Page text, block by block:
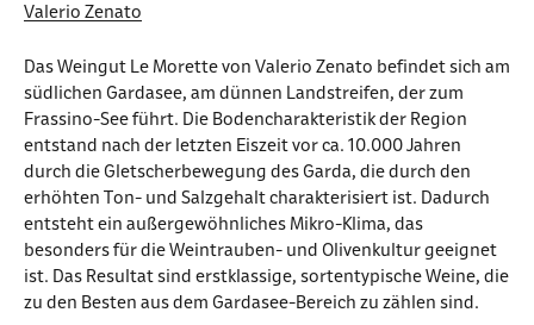
Valerio Zenato
Das Weingut Le Morette von Valerio Zenato befindet sich am
südlichen Gardasee, am dünnen Landstreifen, der zum
Frassino-See führt. Die Bodencharakteristik der Region
entstand nach der letzten Eiszeit vor ca. 10.000 Jahren
durch die Gletscherbewegung des Garda, die durch den
erhöhten Ton- und Salzgehalt charakterisiert ist. Dadurch
entsteht ein außergewöhnliches Mikro-Klima, das
besonders für die Weintrauben- und Olivenkultur geeignet
ist. Das Resultat sind erstklassige, sortentypische Weine, die
zu den Besten aus dem Gardasee-Bereich zu zählen sind.